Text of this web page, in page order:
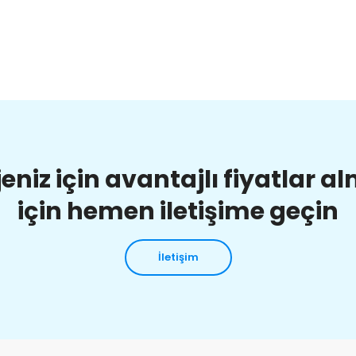
için avantajlı fiyatlar
için hemen iletişime geçin
İletişim